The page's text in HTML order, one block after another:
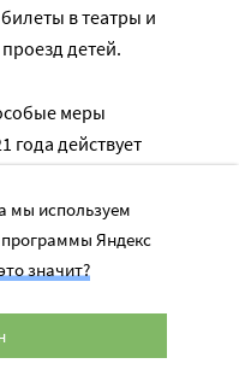
в театры и
детей.
меры
года действует
в себя полный
и нарты (сани для
набора около
семьи. Но с
поддержки могут
мы используем
Яндекс
значит?